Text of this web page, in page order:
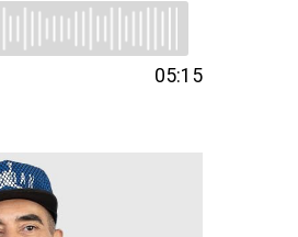
05:15